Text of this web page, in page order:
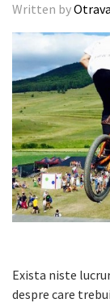
Written byOtrava
Exista niste
despre care